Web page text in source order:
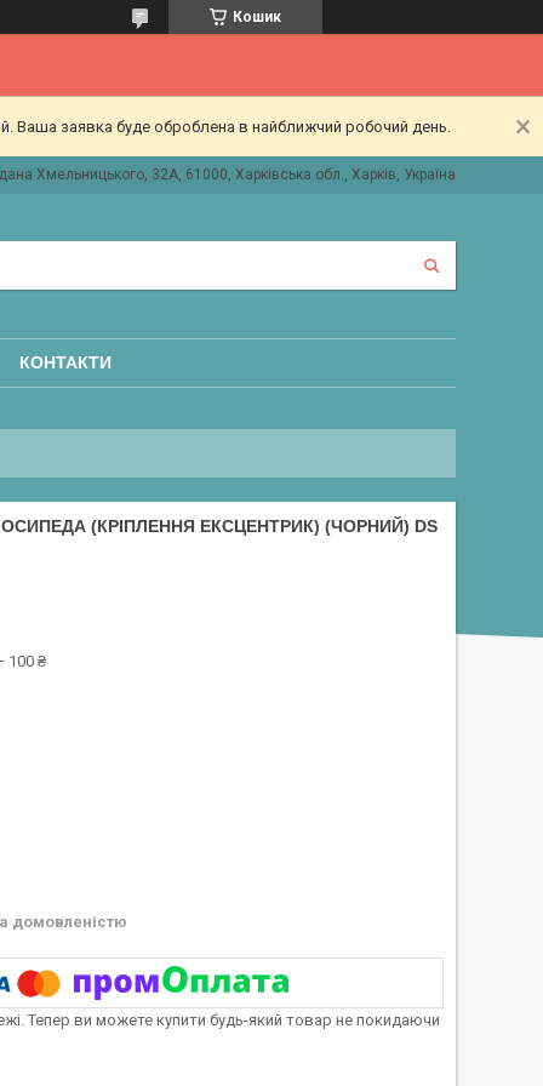
Кошик
Ваша заявка буде оброблена в найближчий робочий день.
Хмельницького, 32А, 61000, Харківська обл., Харків, Україна
КОНТАКТИ
(КРІПЛЕННЯ ЕКСЦЕНТРИК) (ЧОРНИЙ) DS
100 ₴
домовленістю
Тепер ви можете купити будь-який товар не покидаючи